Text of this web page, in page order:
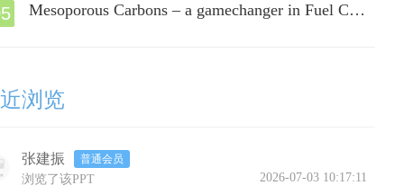
Mesoporous Carbons – a gamechanger in Fuel Cell
浏览
张建振 普通会员
浏览了该PPT 2026-07-03 10:17:11